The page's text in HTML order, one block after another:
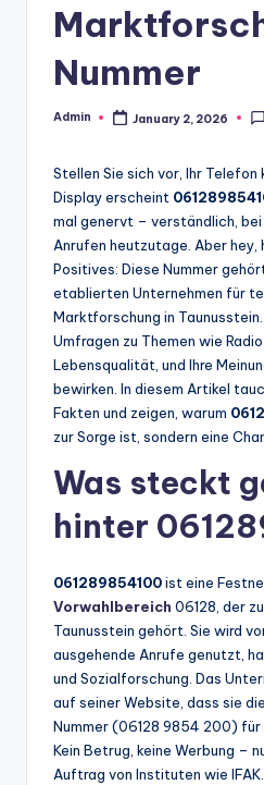
Nummer
Posted
Admin January 2, 2026
Stellen Sie sich vor, Ihr Telefon
Display erscheint
mal genervt – verständlich,
Anrufen heutzutage. Aber
Positives: Diese Nummer
etablierten Unternehmen für
Marktforschung in
Umfragen zu Themen wie
Lebensqualität, und Ihre
bewirken. In diesem Artikel
Fakten und zeigen, warum
zur Sorge ist, sondern eine
Was steckt
hinter
061289854100ist eine
Vorwahlbereich 06128, der
Taunusstein gehört. Sie wird
ausgehende Anrufe genutzt,
und Sozialforschung. Das
auf seiner Website, dass sie
Nummer (06128 9854 200) für
Kein Betrug, keine Werbung –
Auftrag von Instituten wie IFAK.